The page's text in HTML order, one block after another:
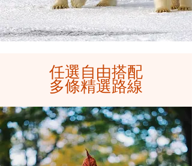
​任選自由搭配
多條精選路線